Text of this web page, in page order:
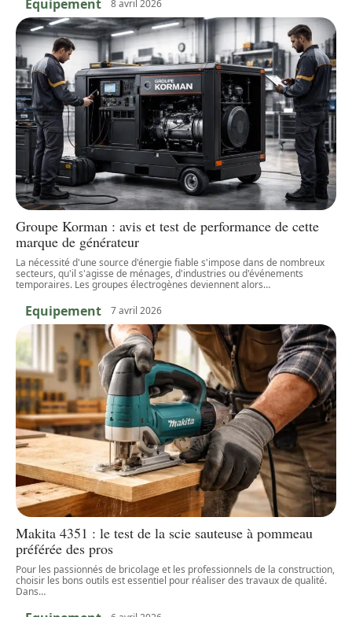
Equipement 8 avril 2026
Groupe Korman : avis et test de performance de cette
marque de générateur
La nécessité d'une source d'énergie fiable s'impose dans de nombreux
secteurs, qu'il s'agisse de ménages, d'industries ou d'événements
temporaires. Les groupes électrogènes deviennent alors…
Equipement 7 avril 2026
Makita 4351 : le test de la scie sauteuse à pommeau
préférée des pros
Pour les passionnés de bricolage et les professionnels de la construction,
choisir les bons outils est essentiel pour réaliser des travaux de qualité.
Dans…